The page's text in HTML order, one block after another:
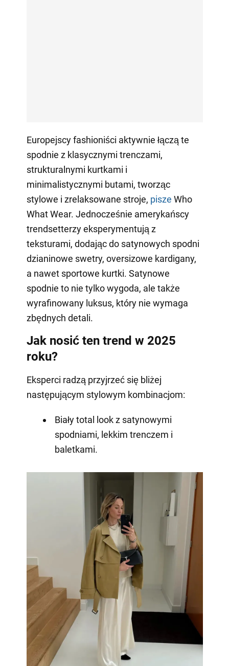
Europejscy fashioniści aktywnie łączą te
spodnie z klasycznymi trenczami,
strukturalnymi kurtkami i
minimalistycznymi butami, tworząc
stylowe i zrelaksowane stroje, pisze Who
What Wear. Jednocześnie amerykańscy
trendsetterzy eksperymentują z
teksturami, dodając do satynowych spodni
dzianinowe swetry, oversizowe kardigany,
a nawet sportowe kurtki. Satynowe
spodnie to nie tylko wygoda, ale także
wyrafinowany luksus, który nie wymaga
zbędnych detali.
Jak nosić ten trend w 2025
roku?
Eksperci radzą przyjrzeć się bliżej
następującym stylowym kombinacjom:
Biały total look z satynowymi
spodniami, lekkim trenczem i
baletkami.